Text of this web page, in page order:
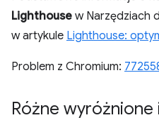
Lighthouse w Narzędziach
w artykule Lighthouse:
Problem z Chromium:
Różne